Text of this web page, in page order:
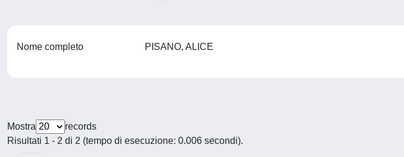
Nome completo PISANO, ALICE
Mostra
records
Risultati 1 - 2 di 2 (tempo di esecuzione: 0.006 secondi).